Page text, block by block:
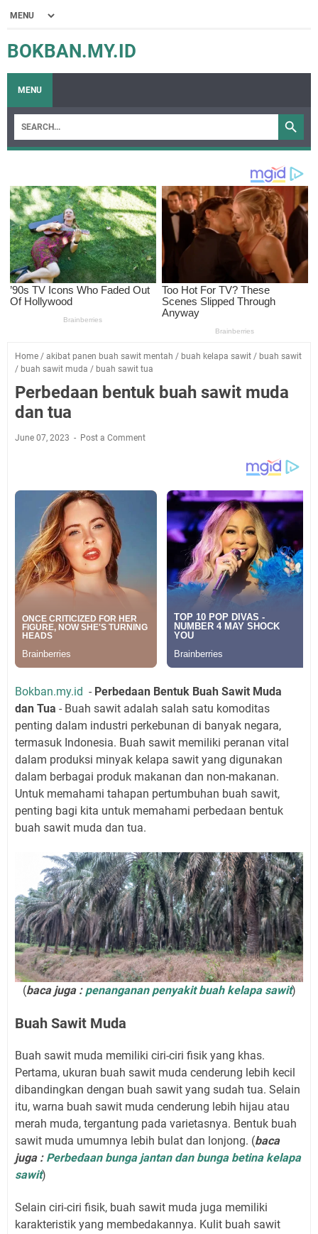
BOKBAN.MY.ID
MENU
Home / akibat panen buah sawit mentah / buah kelapa sawit / buah sawit
/ buah sawit muda / buah sawit tua
Perbedaan bentuk buah sawit muda
dan tua
June 07, 2023 Post a Comment
Bokban.my.id - Perbedaan Bentuk Buah Sawit Muda
dan Tua - Buah sawit adalah salah satu komoditas
penting dalam industri perkebunan di banyak negara,
termasuk Indonesia. Buah sawit memiliki peranan vital
dalam produksi minyak kelapa sawit yang digunakan
dalam berbagai produk makanan dan non-makanan.
Untuk memahami tahapan pertumbuhan buah sawit,
penting bagi kita untuk memahami perbedaan bentuk
buah sawit muda dan tua.
(baca juga : penanganan penyakit buah kelapa sawit)
Buah Sawit Muda
Buah sawit muda memiliki ciri-ciri fisik yang khas.
Pertama, ukuran buah sawit muda cenderung lebih kecil
dibandingkan dengan buah sawit yang sudah tua. Selain
itu, warna buah sawit muda cenderung lebih hijau atau
merah muda, tergantung pada varietasnya. Bentuk buah
sawit muda umumnya lebih bulat dan lonjong. (baca
juga : Perbedaan bunga jantan dan bunga betina kelapa
sawit)
Selain ciri-ciri fisik, buah sawit muda juga memiliki
karakteristik yang membedakannya. Kulit buah sawit